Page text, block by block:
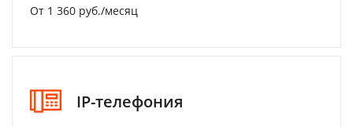
От 1 360 руб./месяц
IP-телефония